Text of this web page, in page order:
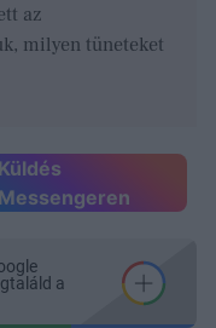
az
milyen tüneteket
Küldés
Messengeren
a